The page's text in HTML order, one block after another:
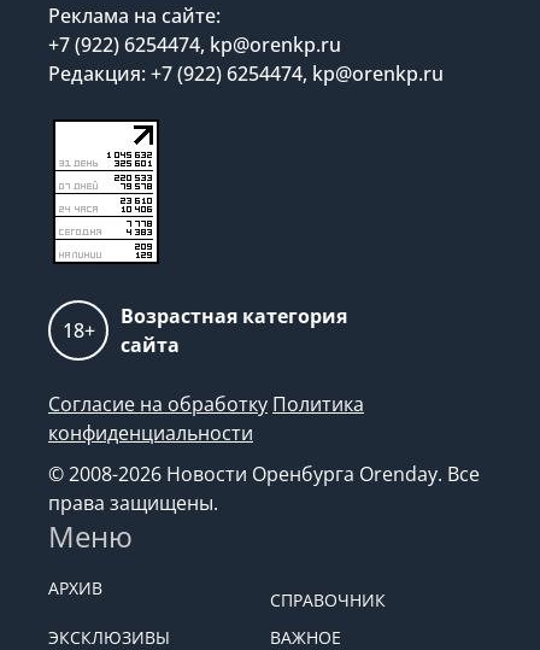
Реклама на сайте:
+7 (922) 6254474, kp@orenkp.ru
Редакция: +7 (922) 6254474, kp@orenkp.ru
18+
Возрастная категория
сайта
Согласие на обработку Политика
конфиденциальности
© 2008-2026 Новости Оренбурга Orenday. Все
права защищены.
Меню
АРХИВ
СПРАВОЧНИК
ЭКСКЛЮЗИВЫ
ВАЖНОЕ